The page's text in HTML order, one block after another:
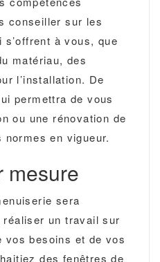
conseiller sur les
à vous, que
matériau, des
l’installation. De
permettra de vous
ou une rénovation de
en vigueur.
mesure
sera
réaliser un travail sur
vos besoins et de vos
des fenêtres de